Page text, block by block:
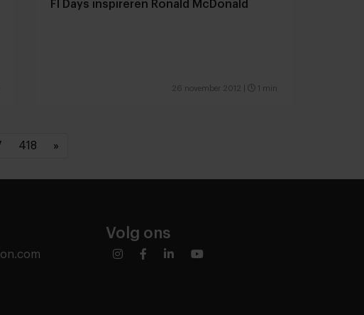
FI Days inspireren Ronald McDonald
26 november 2012 1 min
418 »
Volg ons